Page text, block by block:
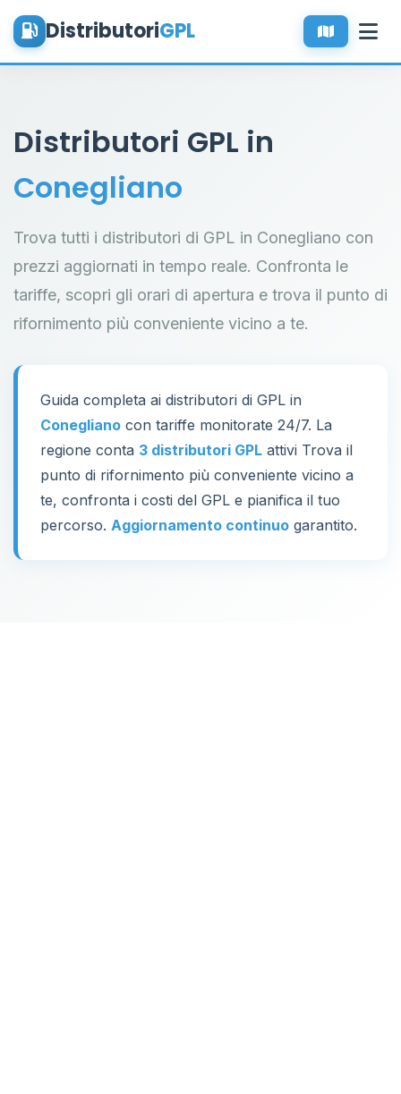
DistributoriGPL
Distributori GPL in
Conegliano
Trova tutti i distributori di GPL in Conegliano con
prezzi aggiornati in tempo reale. Confronta le
tariffe, scopri gli orari di apertura e trova il punto di
rifornimento più conveniente vicino a te.
Guida completa ai distributori di GPL in
Conegliano con tariffe monitorate 24/7. La
regione conta 3 distributori GPL attivi Trova il
punto di rifornimento più conveniente vicino a
te, confronta i costi del GPL e pianifica il tuo
percorso. Aggiornamento continuo garantito.